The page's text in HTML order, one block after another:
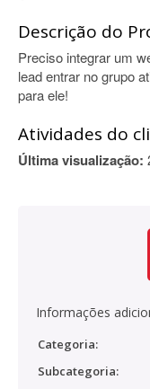
Descrição do
Preciso integrar um
lead entrar no grupo
para ele!
Atividades do
Última visualização:
Informações
Categoria:
Subcategoria: